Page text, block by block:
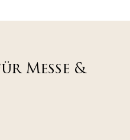
Messe &